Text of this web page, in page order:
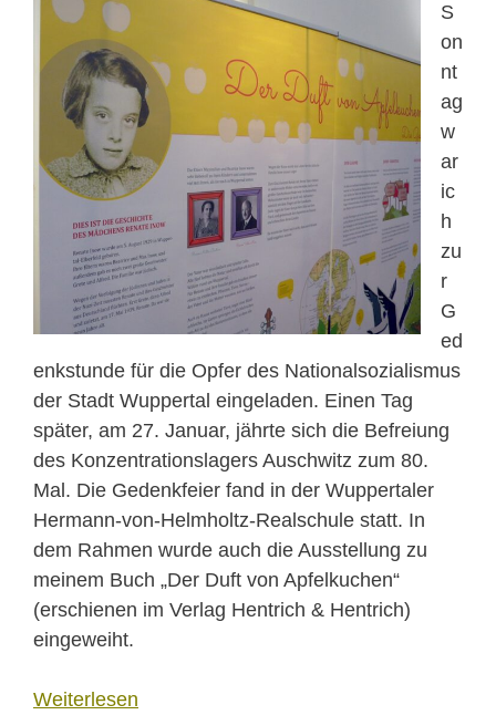
S
on
nt
ag
w
ar
ic
h
zu
r
G
ed
enkstunde für die Opfer des Nationalsozialismus
der Stadt Wuppertal eingeladen. Einen Tag
später, am 27. Januar, jährte sich die Befreiung
des Konzentrationslagers Auschwitz zum 80.
Mal. Die Gedenkfeier fand in der Wuppertaler
Hermann-von-Helmholtz-Realschule statt. In
dem Rahmen wurde auch die Ausstellung zu
meinem Buch „Der Duft von Apfelkuchen“
(erschienen im Verlag Hentrich & Hentrich)
eingeweiht.
Weiterlesen